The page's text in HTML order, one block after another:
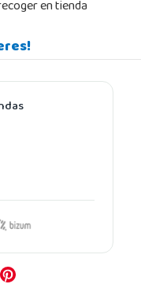
en tienda